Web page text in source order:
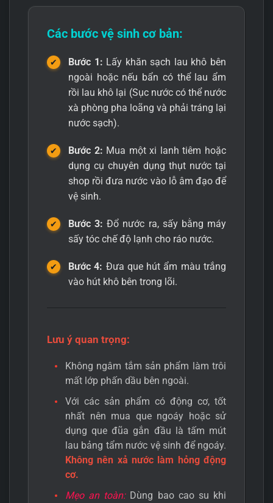
Các bước vệ sinh cơ bản:
Bước 1: Lấy khăn sạch lau khô bên
ngoài hoặc nếu bẩn có thể lau ẩm
rồi lau khô lại (Sục nước có thể nước
xà phòng pha loãng và phải tráng lại
nước sạch).
Bước 2: Mua một xi lanh tiêm hoặc
dụng cụ chuyên dụng thụt nước tại
shop rồi đưa nước vào lỗ âm đạo để
vệ sinh.
Bước 3: Đổ nước ra, sấy bằng máy
sấy tóc chế độ lạnh cho ráo nước.
Bước 4: Đưa que hút ẩm màu trắng
vào hút khô bên trong lõi.
Lưu ý quan trọng:
Không ngâm tắm sản phẩm làm trôi
mất lớp phấn dầu bên ngoài.
Với các sản phẩm có động cơ, tốt
nhất nên mua que ngoáy hoặc sử
dụng que đũa gắn đầu là tấm mút
lau bảng tẩm nước vệ sinh để ngoáy.
Không nên xả nước làm hỏng động
cơ.
Mẹo an toàn:Dùng bao cao su khi